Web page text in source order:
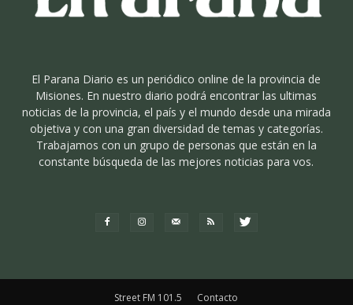
El Parana Diario es un periódico online de la provincia de
Misiones. En nuestro diario podrá encontrar las ultimas
noticias de la provincia, el país y el mundo desde una mirada
objetiva y con una gran diversidad de temas y categorías.
Trabajamos con un grupo de personas que están en la
constante búsqueda de las mejores noticias para vos.
Street FM 101.5 Contacto